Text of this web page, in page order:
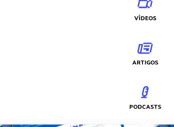
VÍDEOS
ARTIGOS
PODCASTS